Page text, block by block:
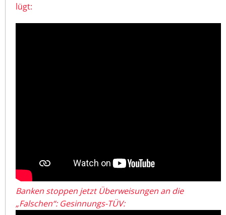
lügt:
Banken stoppen jetzt Überweisungen an die
„Falschen“: Gesinnungs-TÜV: